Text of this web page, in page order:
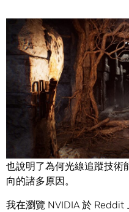
Share
獨立遊戲開發團隊 Sunside
讓 NVIDIA 注意到《Stay
也說明了為何光線追蹤技術
向的諸多原因。
我在瀏覽 NVIDIA 於 Reddit